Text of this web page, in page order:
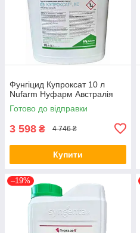
Фунгіцид Купроксат 10 л
Nufarm Нуфарм Австралія
Готово до відправки
3 598 ₴ 4 746 ₴
Купити
–19%